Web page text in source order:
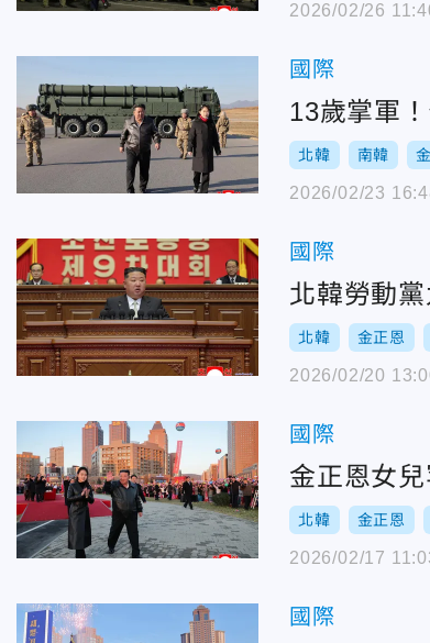
2026/02/26
國際
13歲掌軍
北韓 南韓
2026/02/23
國際
北韓勞動
北韓 金正恩
2026/02/20
國際
金正恩女
北韓 金正恩
2026/02/17
國際